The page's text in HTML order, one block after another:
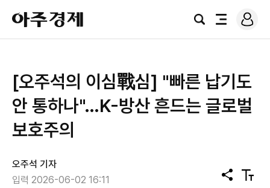
아
주
경
검
전
로
그
[오주석의 이심戰심] "빠른 납기도
안 통하나"…K-방산 흔드는 글로벌
보호주의
오주석 기자
입력 2026-06-02 16:11
공
텍